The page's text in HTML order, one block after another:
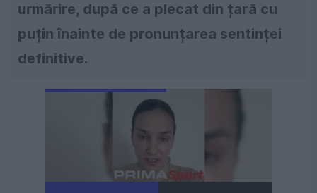
urmărire, după ce a plecat din țară cu
puțin înainte de pronunțarea sentinței
definitive.